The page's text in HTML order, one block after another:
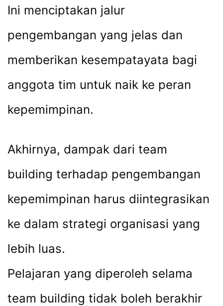
Ini menciptakan jalur
pengembangan yang jelas dan
memberikan kesempatayata bagi
anggota tim untuk naik ke peran
kepemimpinan.
Akhirnya, dampak dari team
building terhadap pengembangan
kepemimpinan harus diintegrasikan
ke dalam strategi organisasi yang
lebih luas.
Pelajaran yang diperoleh selama
team building tidak boleh berakhir